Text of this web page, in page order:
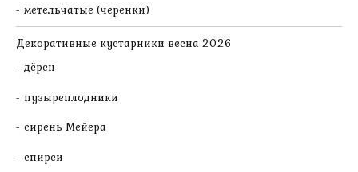
метельчатые (черенки)
Декоративные кустарники весна 2026
дёрен
пузыреплодники
сирень Мейера
спиреи